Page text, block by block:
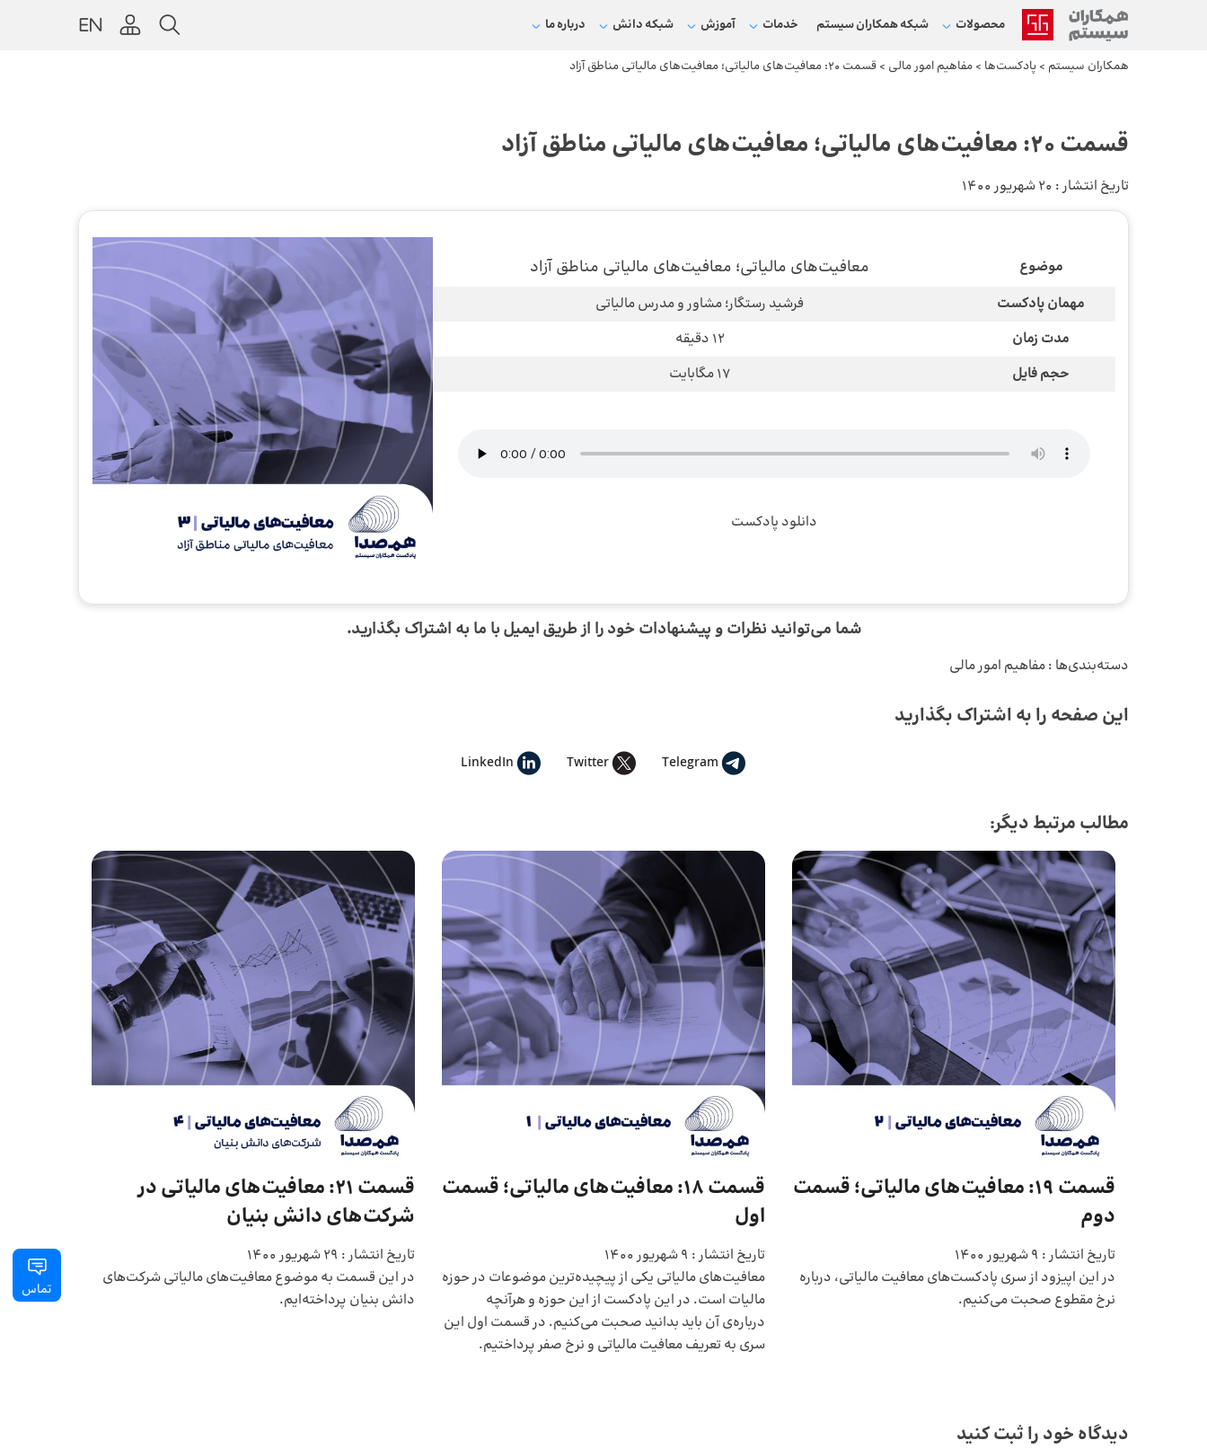
محصولات شبکه‌ همکاران سیستم خدمات آموزش شبکه دانش درباره ما
همکاران سیستم > پادکست‌ها > مفاهیم امور مالی > قسمت 20: معافیت‌های مالیاتی؛ معافیت‌های مالیاتی مناطق آزاد
قسمت 20: معافیت‌های مالیاتی؛ معافیت‌های مالیاتی مناطق آزاد
تاریخ انتشار : 20 شهریور 1400
موضوع معافیت‌های مالیاتی؛ معافیت‌های مالیاتی مناطق آزاد
مهمان پادکست
فرشید رستگار؛ مشاور و مدرس مالیاتی
مدت زمان
12 دقیقه
حجم فایل
17 مگابایت
دانلود پادکست
شما می‌توانید نظرات و پیشنهادات خود را از طریقایمیلبا ما به اشتراک بگذارید.
دسته‌بندی‌ها :مفاهیم امور مالی
این صفحه را به اشتراک بگذارید
Telegram
Twitter
LinkedIn
مطالب مرتبط دیگر:
قسمت 19: معافیت‌های مالیاتی؛ قسمت
دوم
تاریخ انتشار : 9 شهریور 1400
در این اپیزود از سری پادکست‌های معافیت مالیاتی، درباره
نرخ مقطوع صحبت می‌کنیم.
قسمت 18: معافیت‌های مالیاتی؛ قسمت
اول
تاریخ انتشار : 9 شهریور 1400
معافیت‌های مالیاتی یکی از پیچیده‌ترین موضوعات در حوزه
مالیات است. در این پادکست از این حوزه و هرآنچه
درباره‌ی آن باید بدانید صحبت می‌کنیم. در قسمت اول این
سری به تعریف معافیت‌ مالیاتی و نرخ صفر پرداختیم.
قسمت 21: معافیت‌های مالیاتی در
شرکت‌های دانش بنیان
تاریخ انتشار : 29 شهریور 1400
در این قسمت به موضوع معافیت‌های مالیاتی شرکت‌های
دانش بنیان پرداخته‌ایم.
دیدگاه خود را ثبت کنید
تماس